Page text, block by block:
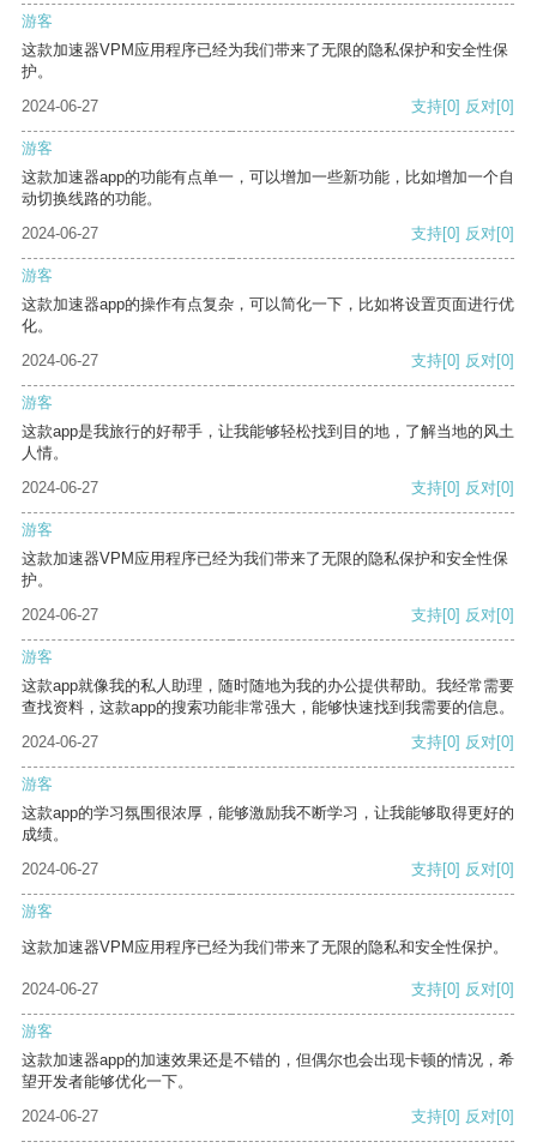
游客
这款加速器VPM应用程序已经为我们带来了无限的隐私保护和安全性保
护。
2024-06-27
支持[0] 反对[0]
游客
这款加速器app的功能有点单一，可以增加一些新功能，比如增加一个自
动切换线路的功能。
2024-06-27
支持[0] 反对[0]
游客
这款加速器app的操作有点复杂，可以简化一下，比如将设置页面进行优
化。
2024-06-27
支持[0] 反对[0]
游客
这款app是我旅行的好帮手，让我能够轻松找到目的地，了解当地的风土
人情。
2024-06-27
支持[0] 反对[0]
游客
这款加速器VPM应用程序已经为我们带来了无限的隐私保护和安全性保
护。
2024-06-27
支持[0] 反对[0]
游客
这款app就像我的私人助理，随时随地为我的办公提供帮助。我经常需要
查找资料，这款app的搜索功能非常强大，能够快速找到我需要的信息。
2024-06-27
支持[0] 反对[0]
游客
这款app的学习氛围很浓厚，能够激励我不断学习，让我能够取得更好的
成绩。
2024-06-27
支持[0] 反对[0]
游客
这款加速器VPM应用程序已经为我们带来了无限的隐私和安全性保护。
2024-06-27 支持[0] 反对[0]
游客
这款加速器app的加速效果还是不错的，但偶尔也会出现卡顿的情况，希
望开发者能够优化一下。
2024-06-27
支持[0] 反对[0]